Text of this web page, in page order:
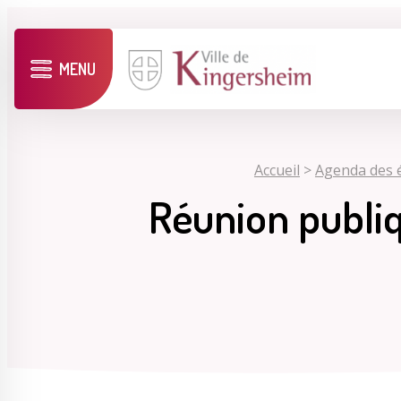
MENU
Accueil >Agenda des
Réunion